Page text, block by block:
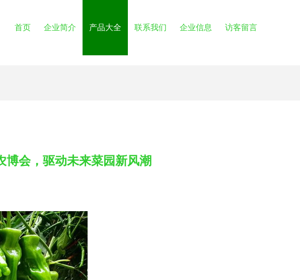
首页 企业简介 产品大全 联系我们 企业信息 访客留言
会，驱动未来菜园新风潮